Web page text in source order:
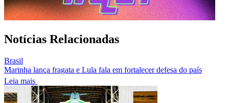
Notícias Relacionadas
Brasil
Marinha lança fragata e Lula fala em fortalecer defesa do país
Leia mais